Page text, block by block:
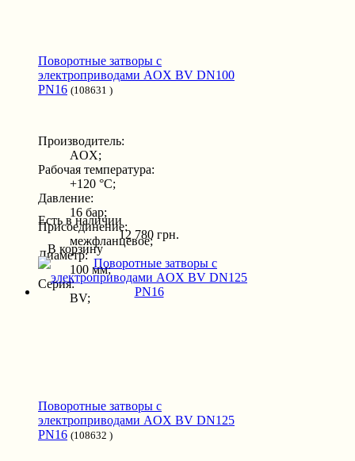
Поворотные затворы с
электроприводами AOX BV DN100
PN16 (108631 )
Производитель:
AOX;
Рабочая температура:
+120 °С;
Давление:
16 бар;
Присоединение:
межфланцевое;
Диаметр:
100 мм;
Серия:
BV;
Есть в наличии
12 780 грн.
В корзину
Поворотные затворы с
электроприводами AOX BV DN125
PN16 (108632 )